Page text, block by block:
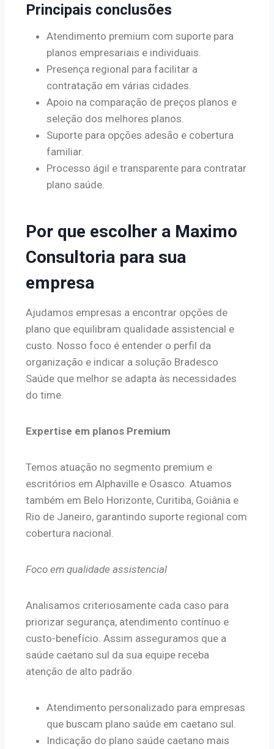
Principais conclusões
Atendimento premium com suporte para
planos empresariais e individuais.
Presença regional para facilitar a
contratação em várias cidades.
Apoio na comparação de preços planos e
seleção dos melhores planos.
Suporte para opções adesão e cobertura
familiar.
Processo ágil e transparente para contratar
plano saúde.
Por que escolher a Maximo
Consultoria para sua
empresa
Ajudamos empresas a encontrar opções de
plano que equilibram qualidade assistencial e
custo. Nosso foco é entender o perfil da
organização e indicar a solução Bradesco
Saúde que melhor se adapta às necessidades
do time.
Expertise em planos Premium
Temos atuação no segmento premium e
escritórios em Alphaville e Osasco. Atuamos
também em Belo Horizonte, Curitiba, Goiânia e
Rio de Janeiro, garantindo suporte regional com
cobertura nacional.
Foco em qualidade assistencial
Analisamos criteriosamente cada caso para
priorizar segurança, atendimento contínuo e
custo-benefício. Assim asseguramos que a
saúde caetano sul da sua equipe receba
atenção de alto padrão.
Atendimento personalizado para empresas
que buscam plano saúde em caetano sul.
Indicação do plano saúde caetano mais